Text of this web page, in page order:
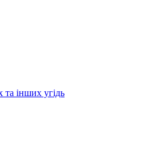
та інших угідь